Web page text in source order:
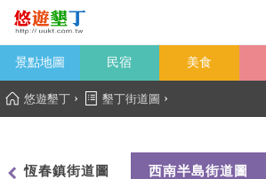
景點地圖 民宿 美食
悠遊墾丁 › 墾丁街道圖 ›
恆春鎮街道圖 西南半島街道圖